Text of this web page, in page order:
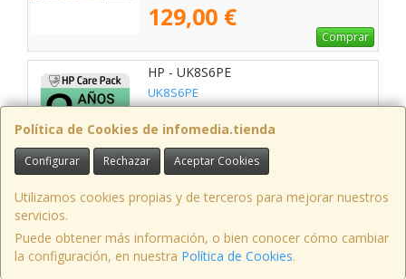
129,00 €
Comprar
HP - UK8S6PE
UK8S6PE
129,00 €
HP - CF230X
Tóner Original HP nº30X XL Alta
Capacidad/ Negro
Política de Cookies de infomedia.tienda
Configurar Rechazar Aceptar Cookies
Utilizamos cookies propias y de terceros para mejorar nuestros
servicios.
Puede obtener más información, o bien conocer cómo cambiar
la configuración, en nuestra Política de Cookies.